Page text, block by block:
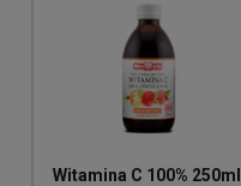
Witamina C 100% 250ml